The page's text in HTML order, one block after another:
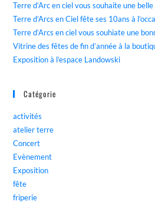
Terre d’Arc en ciel vous souhaite une
Terre d’Arcs en Ciel fête ses 10ans à
Terre d’Arcs en ciel vous souhiate une
Vitrine des fêtes de fin d’année à la
Exposition à l’espace Landowski
Catégorie
activités
atelier terre
Concert
Evènement
Exposition
fête
friperie